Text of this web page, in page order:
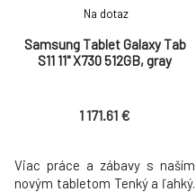
Samsung Tablet Galaxy Tab
S11 11" X730 512GB, gray
Na dotaz
1 171.61 €
Viac práce a zábavy s naším
novým tabletom Tenký a ľahký.